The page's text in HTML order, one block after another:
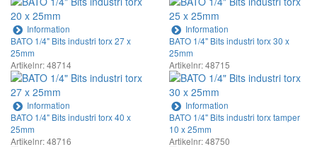
Information
Information
BATO 1/4" Bits industri torx 27 x
25mm
Artikelnr: 48714
Information
BATO 1/4" Bits industri torx 30 x
25mm
Artikelnr: 48715
Information
BATO 1/4" Bits industri torx 40 x
25mm
Artikelnr: 48716
BATO 1/4" Bits industri torx tamper
10 x 25mm
Artikelnr: 48750